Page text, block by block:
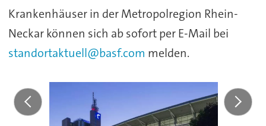
Krankenhäuser in der Metropolregion Rhein-
Neckar können sich ab sofort per E-Mail bei
standortaktuell@basf.com melden.